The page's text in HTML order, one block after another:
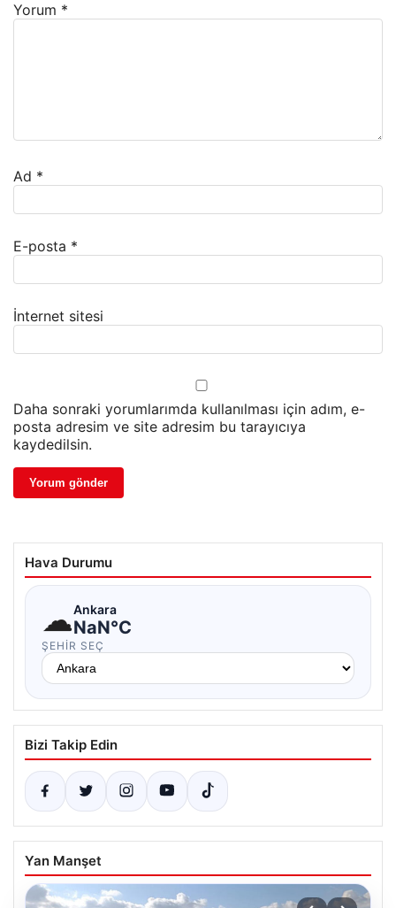
Yorum *
Ad *
E-posta *
İnternet sitesi
Daha sonraki yorumlarımda kullanılması için adım, e-
posta adresim ve site adresim bu tarayıcıya
kaydedilsin.
Hava Durumu
☁Ankara
NaN°C
ŞEHIR SEÇ
Bizi Takip Edin
Yan Manşet